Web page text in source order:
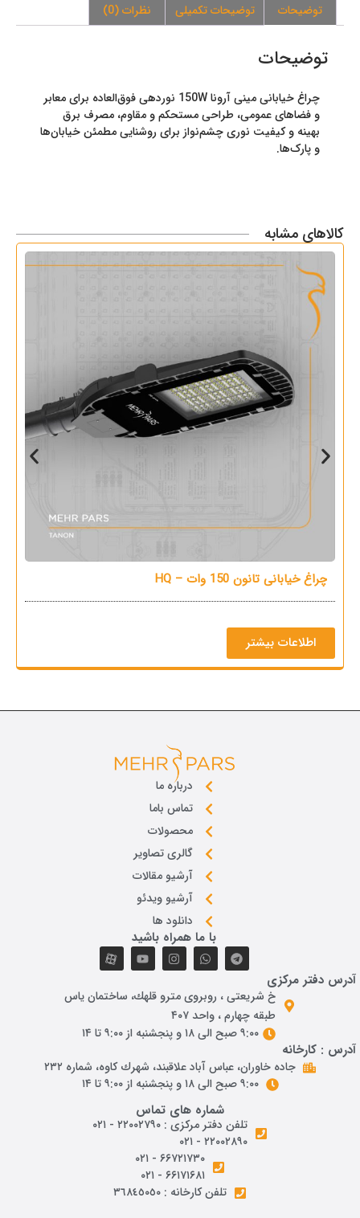
توضیحات توضیحات تکمیلی نظرات (0)
توضیحات
چراغ خیابانی مینی آرونا 150W نوردهی فوق‌العاده برای معابر
و فضاهای عمومی، طراحی مستحکم و مقاوم، مصرف برق
بهینه و کیفیت نوری چشم‌نواز برای روشنایی مطمئن خیابان‌ها
و پارک‌ها.
کالاهای مشابه
چراغ خیابانی تانون 150 وات – HQ
اطلاعات بیشتر
درباره ما
تماس باما
محصولات
گالری تصاویر
آرشیو مقالات
آرشیو ویدئو
دانلود ها
با ما همراه باشید
دفتر مرکزی
خ شريعتی ، روبروی مترو قلهك، ساختمان ياس
طبقه چهارم ، واحد ۴۰۷
۹:۰۰ صبح الی ۱۸ و پنجشنبه از ۹:۰۰ تا ۱۴
: کارخانه
جاده خاوران، عباس آباد علاقبند، شهرك كاوه، شماره ٢٣٢
۹:۰۰ صبح الی ۱۸ و پنجشنبه از ۹:۰۰ تا ۱۴
شماره های تماس
تلفن دفتر مرکزی : ۲۲۰۰۲۷۹۰ - ۰۲۱
۲۲۰۰۲۸۹۰ - ۰۲۱
۶۶۷۲۱۷۳۰ - ۰۲۱
۶۶۱۷۱۶۸۱ - ۰۲۱
تلفن کارخانه : ٣٦٨٤٥٠٥٠